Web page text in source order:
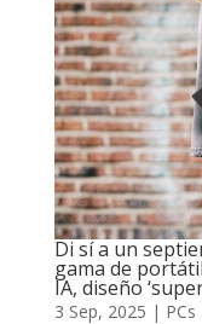
Di sí a un
gama de
IA, diseño
3 Sep, 2025 | PCs